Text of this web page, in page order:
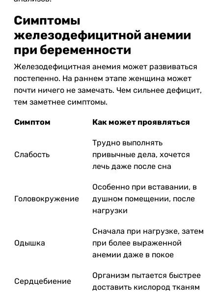
Симптомы
железодефицитной анемии
при беременности
Железодефицитная анемия может развиваться
постепенно. На раннем этапе женщина может
почти ничего не замечать. Чем сильнее дефицит,
тем заметнее симптомы.
Симптом Как может проявляться
Слабость
Трудно выполнять
привычные дела, хочется
лечь даже после сна
Головокружение
Особенно при вставании, в
душном помещении, после
нагрузки
Одышка
Сначала при нагрузке, затем
при более выраженной
анемии даже в покое
Сердцебиение
Организм пытается быстрее
доставить кислород тканям